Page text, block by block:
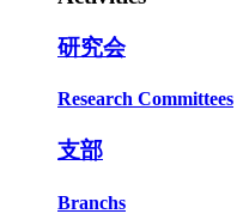
研究会
Research Committees
支部
Branchs